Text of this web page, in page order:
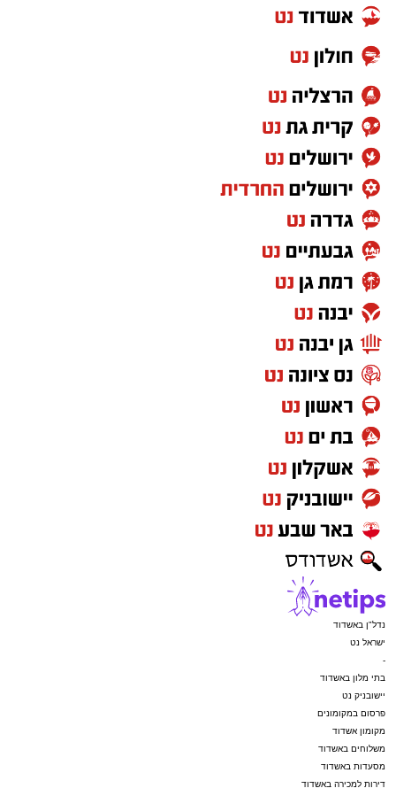
נדל"ן באשדוד
ישראל נט
-
בתי מלון באשדוד
יישובניק נט
פרסום במקומונים
מקומון אשדוד
משלוחים באשדוד
מסעדות באשדוד
דירות למכירה באשדוד